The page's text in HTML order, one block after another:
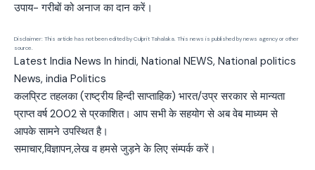
उपाय- गरीबों को अनाज का दान करें।
Disclaimer: This article has not been edited by Culprit Tahalaka. This news is published by news agency or other
source.
Latest India News In hindi, National NEWS, National politics
News, india Politics
कलप्रिट तहलका (राष्ट्रीय हिन्दी साप्ताहिक) भारत/उप्र सरकार से मान्यता
प्राप्त वर्ष 2002 से प्रकाशित। आप सभी के सहयोग से अब वेब माध्यम से
आपके सामने उपस्थित है।
समाचार,विज्ञापन,लेख व हमसे जुड़ने के लिए संम्पर्क करें।